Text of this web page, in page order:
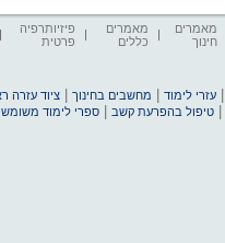
מאמרים
חינוך
מאמרים
כללים
פיזיותרפיה
פרטית
עזרי לימוד מחשבים בחינוך |ציוד עזרה
|טיפול בהפרעת קשב |ספרי לימוד